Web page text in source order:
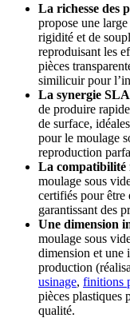
La richesse des
propose une
rigidité et de
reproduisant les
pièces
similicuir pour
La synergie
de produire
de surface,
pour le moulage
reproduction
La compatibilité
moulage sous
certifiés pour être
garantissant des
Une dimension
moulage sous
dimension et une
production
usinage, finitions
pièces plastiques
qualité.